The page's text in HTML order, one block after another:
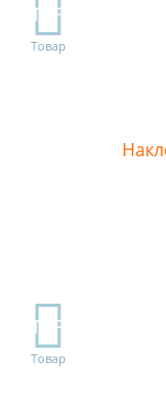
TOP
Товар
TOP
Товар